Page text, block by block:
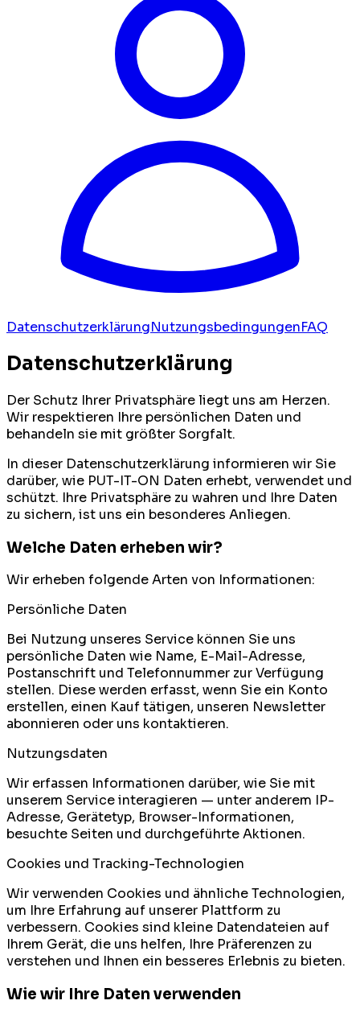
DatenschutzerklärungNutzungsbedingungenFAQ
Datenschutzerklärung
Der Schutz Ihrer Privatsphäre liegt uns am Herzen.
Wir respektieren Ihre persönlichen Daten und
behandeln sie mit größter Sorgfalt.
In dieser Datenschutzerklärung informieren wir Sie
darüber, wie PUT-IT-ON Daten erhebt, verwendet und
schützt. Ihre Privatsphäre zu wahren und Ihre Daten
zu sichern, ist uns ein besonderes Anliegen.
Welche Daten erheben wir?
Wir erheben folgende Arten von Informationen:
Persönliche Daten
Bei Nutzung unseres Service können Sie uns
persönliche Daten wie Name, E-Mail-Adresse,
Postanschrift und Telefonnummer zur Verfügung
stellen. Diese werden erfasst, wenn Sie ein Konto
erstellen, einen Kauf tätigen, unseren Newsletter
abonnieren oder uns kontaktieren.
Nutzungsdaten
Wir erfassen Informationen darüber, wie Sie mit
unserem Service interagieren — unter anderem IP-
Adresse, Gerätetyp, Browser-Informationen,
besuchte Seiten und durchgeführte Aktionen.
Cookies und Tracking-Technologien
Wir verwenden Cookies und ähnliche Technologien,
um Ihre Erfahrung auf unserer Plattform zu
verbessern. Cookies sind kleine Datendateien auf
Ihrem Gerät, die uns helfen, Ihre Präferenzen zu
verstehen und Ihnen ein besseres Erlebnis zu bieten.
Wie wir Ihre Daten verwenden